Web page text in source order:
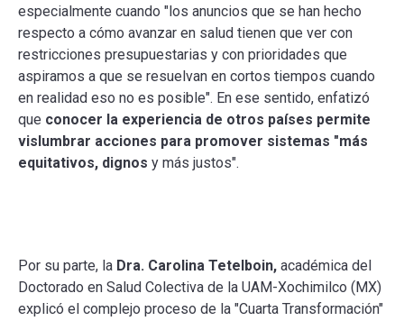
especialmente cuando "los anuncios que se han hecho
respecto a cómo avanzar en salud tienen que ver con
restricciones presupuestarias y con prioridades que
aspiramos a que se resuelvan en cortos tiempos cuando
en realidad eso no es posible". En ese sentido, enfatizó
que conocer la experiencia de otros países permite
vislumbrar acciones para promover sistemas "más
equitativos, dignos y más justos".
Por su parte, la Dra. Carolina Tetelboin, académica del
Doctorado en Salud Colectiva de la UAM-Xochimilco (MX)
explicó el complejo proceso de la "Cuarta Transformación"